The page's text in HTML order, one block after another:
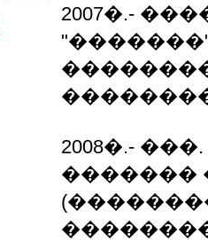
2007�.-
2008�.-
�������